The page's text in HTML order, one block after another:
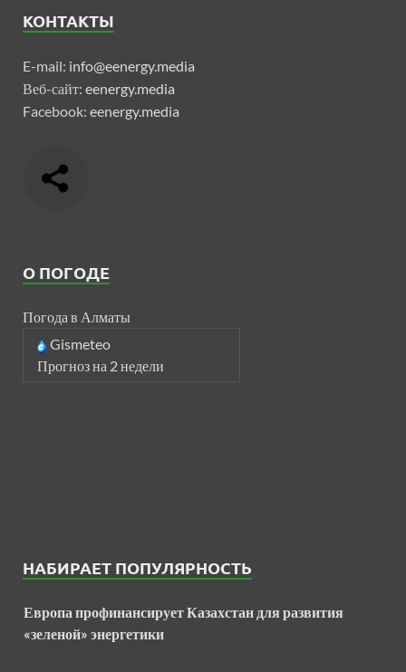
КОНТАКТЫ
E-mail: info@eenergy.media
Веб-сайт: eenergy.media
Facebook: eenergy.media
О ПОГОДЕ
Погода в Алматы
Gismeteo
Прогноз на 2 недели
НАБИРАЕТ ПОПУЛЯРНОСТЬ
Европа профинансирует Казахстан для развития
«зеленой» энергетики